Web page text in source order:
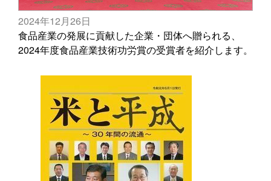
2024年12月26日
食品産業の発展に貢献した企業・団体へ贈られる、
2024年度食品産業技術功労賞の受賞者を紹介します。